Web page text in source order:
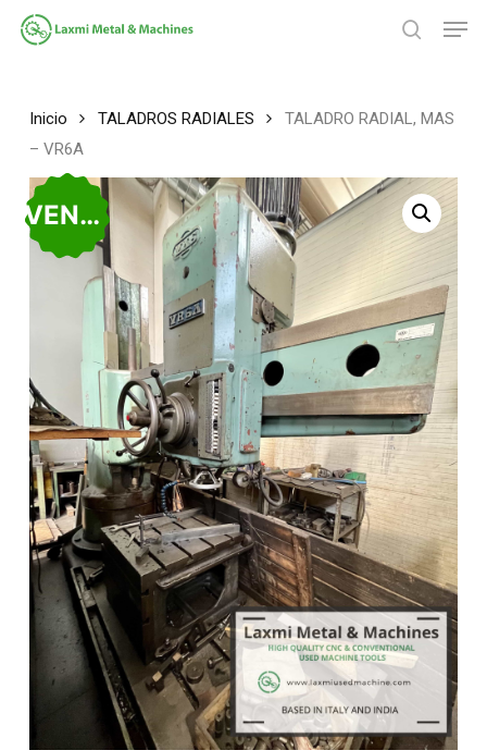
Saltar
Inicio TALADROS RADIALES
TALADRO RADIAL, MAS
– VR6A
VENDIDO